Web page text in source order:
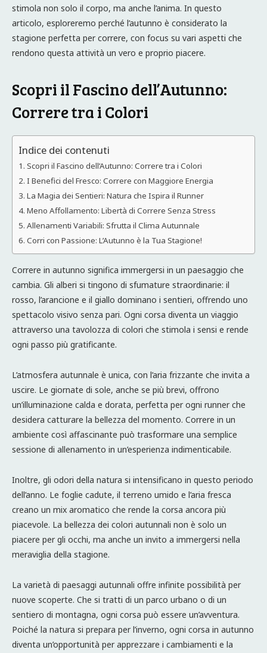
stimola non solo il corpo, ma anche l’anima. In questo
articolo, esploreremo perché l’autunno è considerato la
stagione perfetta per correre, con focus su vari aspetti che
rendono questa attività un vero e proprio piacere.
Scopri il Fascino dell’Autunno:
Correre tra i Colori
Indice dei contenuti
Scopri il Fascino dell’Autunno: Correre tra i Colori
I Benefici del Fresco: Correre con Maggiore Energia
La Magia dei Sentieri: Natura che Ispira il Runner
Meno Affollamento: Libertà di Correre Senza Stress
Allenamenti Variabili: Sfrutta il Clima Autunnale
Corri con Passione: L’Autunno è la Tua Stagione!
Correre in autunno significa immergersi in un paesaggio che
cambia. Gli alberi si tingono di sfumature straordinarie: il
rosso, l’arancione e il giallo dominano i sentieri, offrendo uno
spettacolo visivo senza pari. Ogni corsa diventa un viaggio
attraverso una tavolozza di colori che stimola i sensi e rende
ogni passo più gratificante.
L’atmosfera autunnale è unica, con l’aria frizzante che invita a
uscire. Le giornate di sole, anche se più brevi, offrono
un’illuminazione calda e dorata, perfetta per ogni runner che
desidera catturare la bellezza del momento. Correre in un
ambiente così affascinante può trasformare una semplice
sessione di allenamento in un’esperienza indimenticabile.
Inoltre, gli odori della natura si intensificano in questo periodo
dell’anno. Le foglie cadute, il terreno umido e l’aria fresca
creano un mix aromatico che rende la corsa ancora più
piacevole. La bellezza dei colori autunnali non è solo un
piacere per gli occhi, ma anche un invito a immergersi nella
meraviglia della stagione.
La varietà di paesaggi autunnali offre infinite possibilità per
nuove scoperte. Che si tratti di un parco urbano o di un
sentiero di montagna, ogni corsa può essere un’avventura.
Poiché la natura si prepara per l’inverno, ogni corsa in autunno
diventa un’opportunità per apprezzare i cambiamenti e la